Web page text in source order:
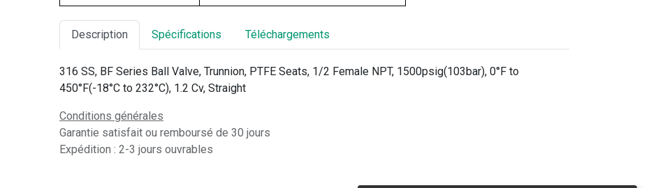
Description Spécifications Téléchargements
316 SS, BF Series Ball Valve, Trunnion, PTFE Seats, 1/2 Female NPT, 1500psig(103bar), 0°F to
450°F(-18°C to 232°C), 1.2 Cv, Straight
Conditions générales
Garantie satisfait ou remboursé de 30 jours
Expédition : 2-3 jours ouvrables